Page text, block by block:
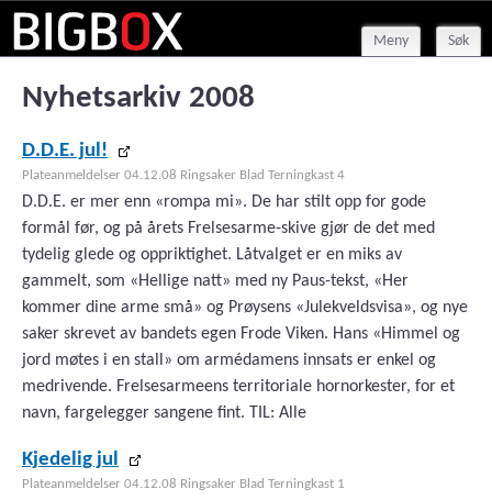
Meny Søk
Nyhetsarkiv 2008
D.D.E. jul!
Plateanmeldelser 04.12.08 Ringsaker Blad Terningkast 4
D.D.E. er mer enn «rompa mi». De har stilt opp for gode
formål før, og på årets Frelsesarme-skive gjør de det med
tydelig glede og oppriktighet. Låtvalget er en miks av
gammelt, som «Hellige natt» med ny Paus-tekst, «Her
kommer dine arme små» og Prøysens «Julekveldsvisa», og nye
saker skrevet av bandets egen Frode Viken. Hans «Himmel og
jord møtes i en stall» om armédamens innsats er enkel og
medrivende. Frelsesarmeens territoriale hornorkester, for et
navn, fargelegger sangene fint. TIL: Alle
Kjedelig jul
Plateanmeldelser 04.12.08 Ringsaker Blad Terningkast 1